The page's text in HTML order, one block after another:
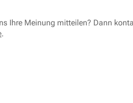
Ihre Meinung mitteilen? Dann
.